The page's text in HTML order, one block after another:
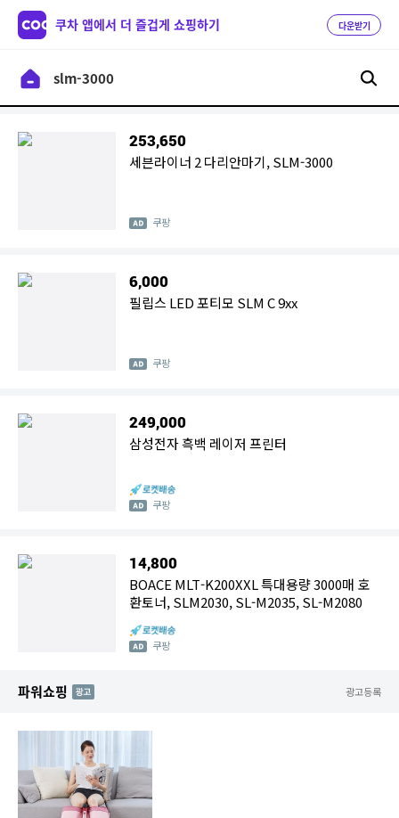
쿠차 앱에서 더 즐겁게 쇼핑하기 다운받기
253,650
세븐라이너 2 다리안마기, SLM-3000
쿠팡
6,000
필립스 LED 포티모 SLM C 9xx
쿠팡
249,000
삼성전자 흑백 레이저 프린터
쿠팡
14,800
BOACE MLT-K200XXL 특대용량 3000매 호
환토너, SLM2030, SL-M2035, SL-M2080
쿠팡
파워쇼핑 AD 광고등록